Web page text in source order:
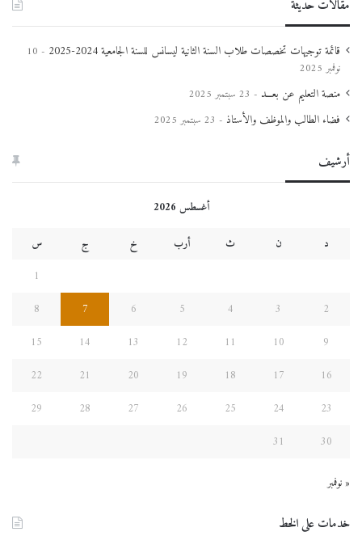
مقالات حديثة
قائمة توجيهات تخصصات طلاب السنة الثانية ليسانس للسنة الجامعية 2024-2025
10
نوفمبر 2025
منصة التعليم عن بعـــد 23 سبتمبر 2025
فضاء الطالب والموظف والأستاذ 23 سبتمبر 2025
أرشيف
أغسطس 2026
د
ن ث أرب خ ج
س
1
2
3
4
5
6
7
8
9
10
11
12
13
14
15
16
17
18
19
20
21
22
23
24
25
26
27
28
29
30
31
« نوفمبر
خدمات على الخط